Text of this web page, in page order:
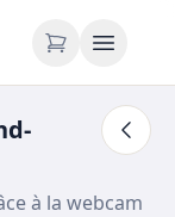
à la webcam